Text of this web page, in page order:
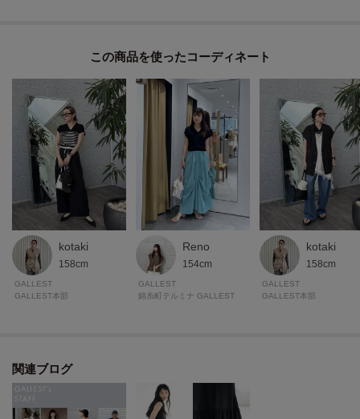
お手入れのしやすさも嬉しいポイントです。
モデル身長：170cm 着用サイズ：38（M）
＊＊＊＊＊＊＊＊＊＊＊＊＊＊＊＊＊＊＊＊＊＊＊＊＊＊＊＊＊
気になるアイテムは【お気に入り登録】がおすすめ！
気になるアイテムのページにある「ハートマーク」をクリックして簡単に追
加できます。
登録すると、再入荷通知やお値下げ情報をメルマガにてお知らせします。
マイページにてお気に入り一覧もチェックできます。
※照明の関係により、実際よりも色味が違って見える場合があります。ま
た、パソコン・スマートフォンなどの環境により、若干製品と画像のカラー
が異なる場合もございます。
この商品を使った
kotaki
158cm
GALLEST
GALLEST本部
Reno
154cm
GALLEST
錦糸町テルミナ GALLEST
kotaki
158cm
GALLEST
GALLEST本部
関連ブログ